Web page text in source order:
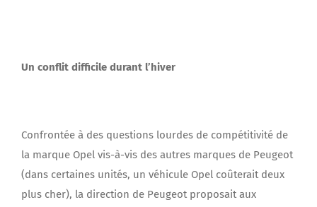
Un conflit difficile durant l’hiver
Confrontée à des questions lourdes de compétitivité de
la marque Opel vis-à-vis des autres marques de Peugeot
(dans certaines unités, un véhicule Opel coûterait deux
plus cher), la direction de Peugeot proposait aux